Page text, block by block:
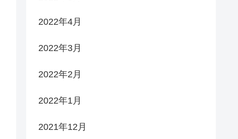
2022年4月
2022年3月
2022年2月
2022年1月
2021年12月